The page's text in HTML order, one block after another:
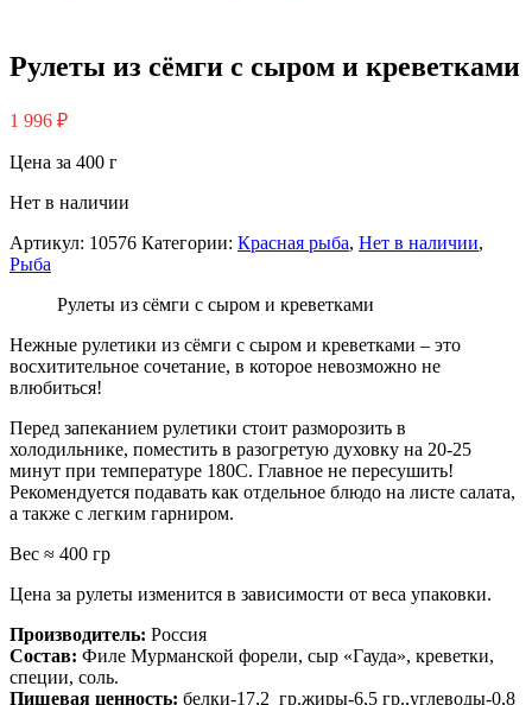
Рулеты из сёмги с сыром и креветками
1 996 ₽
Цена за 400 г
Нет в наличии
Артикул: 10576 Категории: Красная рыба, Нет в наличии,
Рыба
Рулеты из сёмги с сыром и креветками
Нежные рулетики из сёмги с сыром и креветками – это
восхитительное сочетание, в которое невозможно не
влюбиться!
Перед запеканием рулетики стоит разморозить в
холодильнике, поместить в разогретую духовку на 20-25
минут при температуре 180С. Главное не пересушить!
Рекомендуется подавать как отдельное блюдо на листе салата,
а также с легким гарниром.
Вес ≈ 400 гр
Цена за рулеты изменится в зависимости от веса упаковки.
Производитель: Россия
Состав: Филе Мурманской форели, сыр «Гауда», креветки,
специи, соль.
Пищевая ценность: белки-17,2 гр.жиры-6,5 гр.,углеводы-0,8